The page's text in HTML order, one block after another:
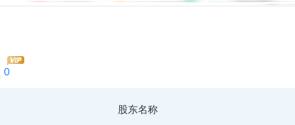
0
股东名称